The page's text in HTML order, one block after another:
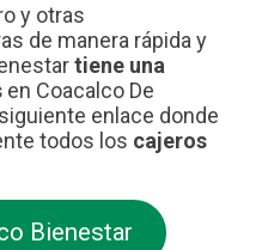
y otras
de manera rápida y
tiene una
en Coacalco De
enlace donde
todos los cajeros
Bienestar